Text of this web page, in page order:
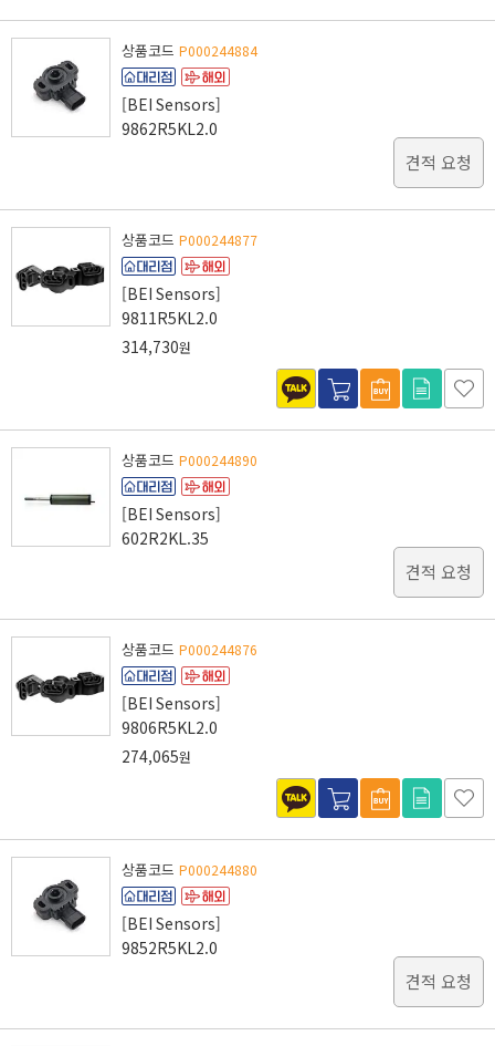
상품코드 P000244884
[BEI Sensors]
9862R5KL2.0
견적 요청
상품코드 P000244877
[BEI Sensors]
9811R5KL2.0
314,730원
상품코드 P000244890
[BEI Sensors]
602R2KL.35
견적 요청
상품코드 P000244876
[BEI Sensors]
9806R5KL2.0
274,065원
상품코드 P000244880
[BEI Sensors]
9852R5KL2.0
견적 요청